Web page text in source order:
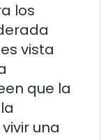
los
vista
que la
una